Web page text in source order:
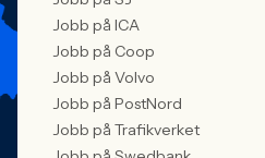
Jobb på ICA
Jobb på Coop
Jobb på Volvo
Jobb på PostNord
Jobb på Trafikverket